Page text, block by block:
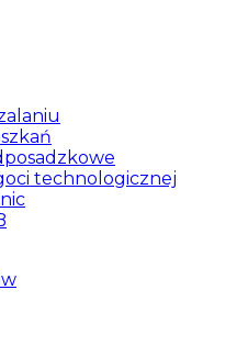
technologicznej